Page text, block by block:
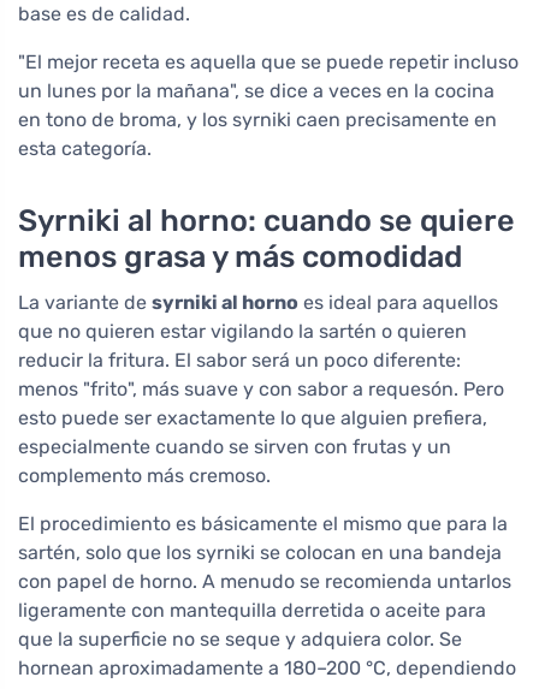
base es de calidad.
"El mejor receta es aquella que se puede repetir incluso
un lunes por la mañana", se dice a veces en la cocina
en tono de broma, y los syrniki caen precisamente en
esta categoría.
Syrniki al horno: cuando se quiere
menos grasa y más comodidad
La variante de syrniki al horno es ideal para aquellos
que no quieren estar vigilando la sartén o quieren
reducir la fritura. El sabor será un poco diferente:
menos "frito", más suave y con sabor a requesón. Pero
esto puede ser exactamente lo que alguien prefiera,
especialmente cuando se sirven con frutas y un
complemento más cremoso.
El procedimiento es básicamente el mismo que para la
sartén, solo que los syrniki se colocan en una bandeja
con papel de horno. A menudo se recomienda untarlos
ligeramente con mantequilla derretida o aceite para
que la superficie no se seque y adquiera color. Se
hornean aproximadamente a 180–200 °C, dependiendo